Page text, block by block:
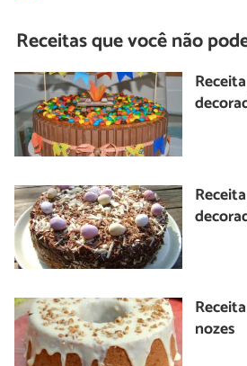
Receitas que você não
nozes